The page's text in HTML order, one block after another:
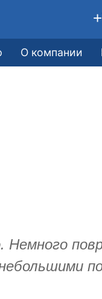
О компании
Немного